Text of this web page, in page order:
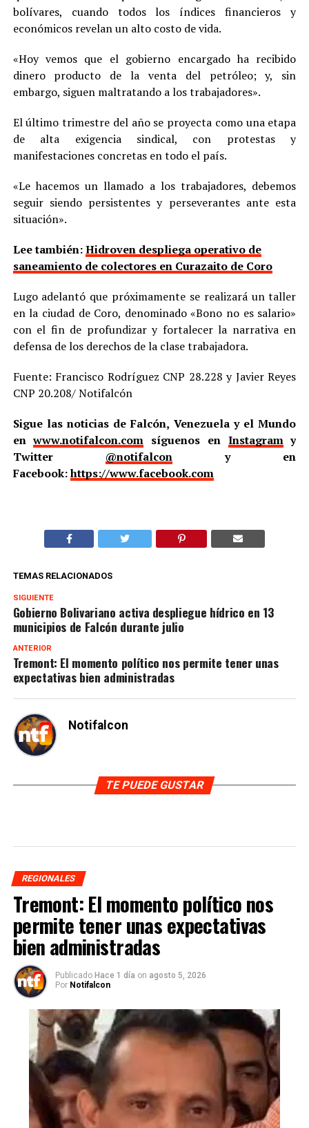
bolívares, cuando todos los índices financieros y
económicos revelan un alto costo de vida.
«Hoy vemos que el gobierno encargado ha recibido
dinero producto de la venta del petróleo; y, sin
embargo, siguen maltratando a los trabajadores».
El último trimestre del año se proyecta como una etapa
de alta exigencia sindical, con protestas y
manifestaciones concretas en todo el país.
«Le hacemos un llamado a los trabajadores, debemos
seguir siendo persistentes y perseverantes ante esta
situación».
Lee también:Hidroven despliega operativo de
saneamiento de colectores en Curazaito de Coro
Lugo adelantó que próximamente se realizará un taller
en la ciudad de Coro, denominado «Bono no es salario»
con el fin de profundizar y fortalecer la narrativa en
defensa de los derechos de la clase trabajadora.
Fuente: Francisco Rodríguez CNP 28.228 y Javier Reyes
CNP 20.208/ Notifalcón
Sigue las noticias de Falcón, Venezuela y el Mundo
enwww.notifalcon.com síguenos en Instagramy
Twitter @notifalcony en
Facebook:https://www.facebook.com
TEMAS RELACIONADOS
SIGUIENTE
Gobierno Bolivariano activa despliegue hídrico en 13
municipios de Falcón durante julio
ANTERIOR
Tremont: El momento político nos permite tener unas
expectativas bien administradas
Notifalcon
TE PUEDE GUSTAR
REGIONALES
Tremont: El momento político nos
permite tener unas expectativas
bien administradas
Publicado Hace 1 día on agosto 5, 2026
Por Notifalcon